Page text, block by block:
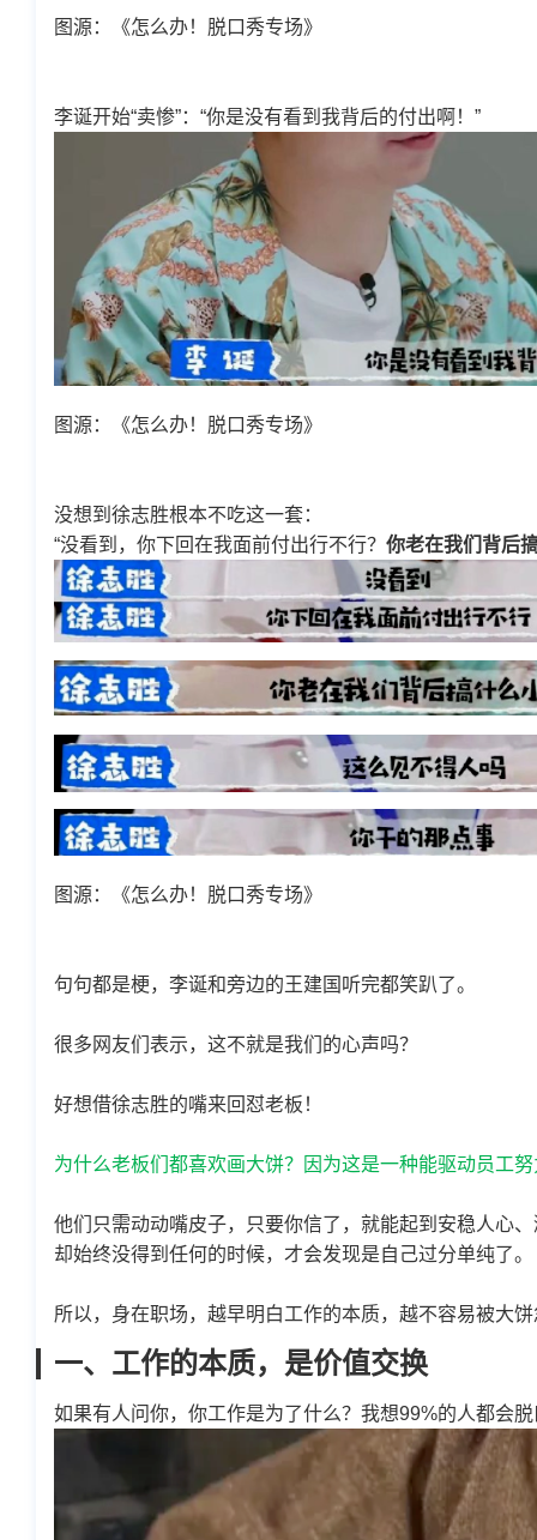
图源：《怎么办！脱口秀专场》
李诞开始“卖惨”：“你是没有看到我背后的付出啊！”
图源：《怎么办！脱口秀专场》
没想到徐志胜根本不吃这一套：
“没看到，你下回在我面前付出行不行？ 你老在我们背后
图源：《怎么办！脱口秀专场》
句句都是梗，李诞和旁边的王建国听完都笑趴了。
很多网友们表示，这不就是我们的心声吗？
好想借徐志胜的嘴来回怼老板！
为什么老板们都喜欢画大饼？因为这是一种能驱动员工
他们只需动动嘴皮子，只要你信了，就能起到安稳人心
却始终没得到任何的时候，才会发现是自己过分单纯了。
所以，身在职场，越早明白工作的本质，越不容易被大
一、工作的本质，是价值交换
如果有人问你，你工作是为了什么？我想99%的人都会